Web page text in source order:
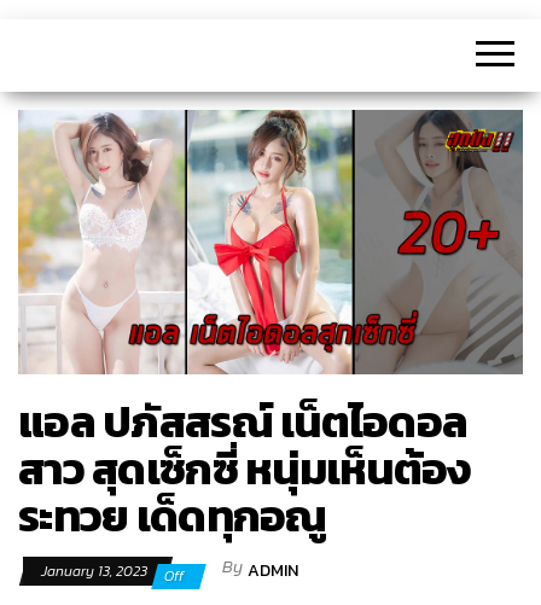
g
a
t
i
n
แอล ปภัสสรณ์ เน็ตไอดอล
สาว สุดเซ็กซี่ หนุ่มเห็นต้อง
ระทวย เด็ดทุกอณู
January 13, 2023 Off ByADMIN